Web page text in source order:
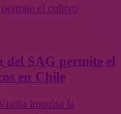
el cultivo
del SAG permite el
en Chile
impulsa la